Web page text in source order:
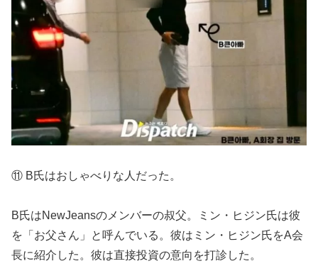
⑪ B氏はおしゃべりな人だった。
B氏はNewJeansのメンバーの叔父。ミン・ヒジン氏は彼
を「お父さん」と呼んでいる。彼はミン・ヒジン氏をA会
長に紹介した。彼は直接投資の意向を打診した。